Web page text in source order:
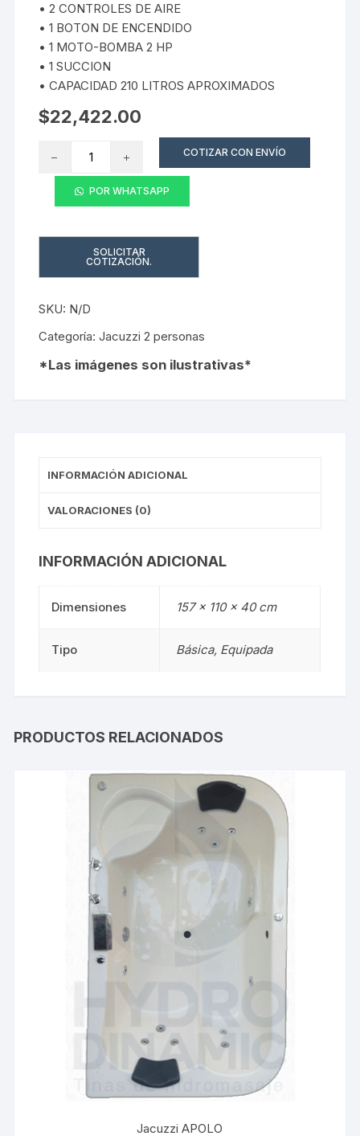
• 2 CONTROLES DE AIRE
• 1 BOTON DE ENCENDIDO
• 1 MOTO-BOMBA 2 HP
• 1 SUCCION
• CAPACIDAD 210 LITROS APROXIMADOS
$22,422.00
Jacuzzi
cantidad
COTIZAR CON ENVÍO
POR WHATSAPP
SKU: N/D
Categoría:Jacuzzi 2 personas
INFORMACIÓN ADICIONAL
VALORACIONES (0)
INFORMACIÓN ADICIONAL
Dimensiones 157 × 110 × 40 cm
Tipo Básica, Equipada
PRODUCTOS RELACIONADOS
Jacuzzi APOLO